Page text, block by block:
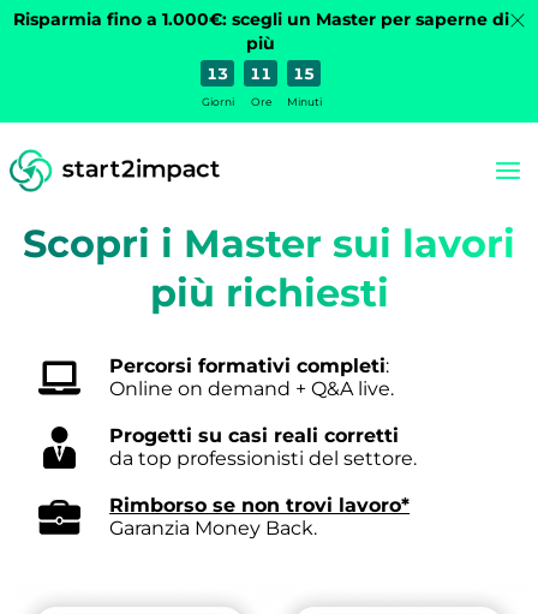
Risparmia fino a 1.000€: scegli un Master per saperne di
più
13
Giorni
11
Ore
15
Minuti
Scopri i Master sui lavori
più richiesti
Percorsi formativi completi:
Online on demand + Q&A live.
Progetti su casi reali corretti
da top professionisti del settore.
Rimborso se non trovi lavoro*
Garanzia Money Back.